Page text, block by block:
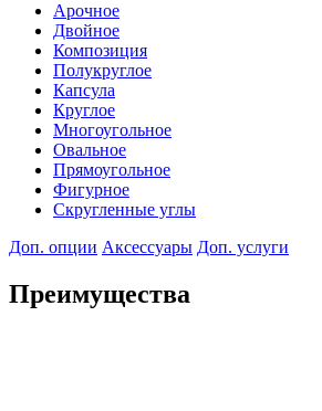
Арочное
Двойное
Композиция
Полукруглое
Капсула
Круглое
Многоугольное
Овальное
Прямоугольное
Фигурное
Скругленные углы
Доп. опции Аксессуары Доп. услуги
Преимущества